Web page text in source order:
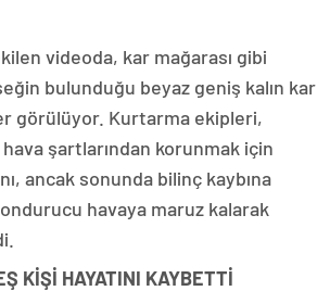
videoda, kar mağarası gibi
bulunduğu beyaz geniş kalın kar
görülüyor. Kurtarma ekipleri,
şartlarından korunmak için
ancak sonunda bilinç kaybına
havaya maruz kalarak
KİŞİ HAYATINI KAYBETTİ